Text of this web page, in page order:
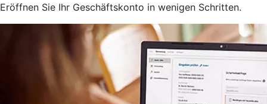
Eröffnen Sie Ihr Geschäftskonto in wenigen Schritten.